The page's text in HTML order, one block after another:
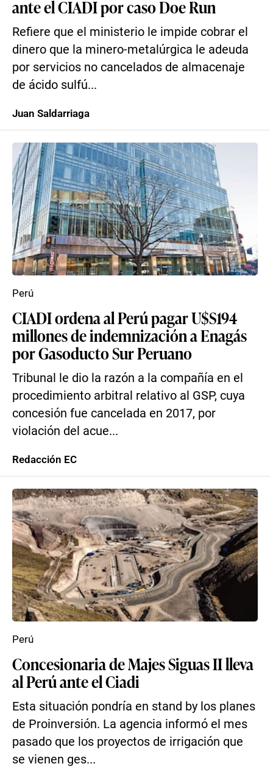
ante el CIADI por caso Doe Run
Refiere que el ministerio le impide cobrar el
dinero que la minero-metalúrgica le adeuda
por servicios no cancelados de almacenaje
de ácido sulfú...
Juan Saldarriaga
CIADI ordena al Perú pagar U$S194
millones de indemnización a Enagás
por Gasoducto Sur Peruano
Tribunal le dio la razón a la compañía en el
procedimiento arbitral relativo al GSP, cuya
concesión fue cancelada en 2017, por
violación del acue...
Perú
Redacción EC
Concesionaria de Majes Siguas II lleva
al Perú ante el Ciadi
Esta situación pondría en stand by los planes
de Proinversión. La agencia informó el mes
pasado que los proyectos de irrigación que
se vienen ges...
Perú